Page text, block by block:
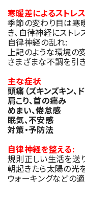
寒暖差によるストレ
季節の変わり目は寒
き、自律神経にストレ
自律神経の乱れ:
上記のような環境の
さまざまな不調を引
主な症状
頭痛（ズキンズキン、
肩こり、首の痛み
めまい、倦怠感
眠気、不安感
対策・予防法
自律神経を整える:
規則正しい生活を送
朝起きたら太陽の光
ウォーキングなどの